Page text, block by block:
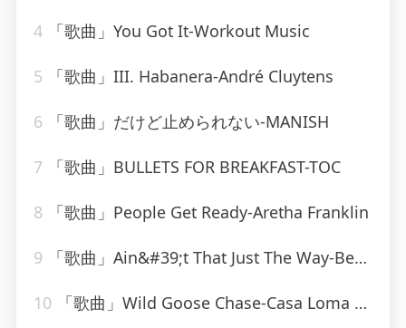
4 「歌曲」You Got It-Workout Music
5 「歌曲」III. Habanera-André Cluytens
6 「歌曲」だけど止められない-MANISH
7 「歌曲」BULLETS FOR BREAKFAST-TOC
8 「歌曲」People Get Ready-Aretha Franklin
9 「歌曲」Ain&#39;t That Just The Way-Best Of Hits (最佳点击率)
10 「歌曲」Wild Goose Chase-Casa Loma Orchestra